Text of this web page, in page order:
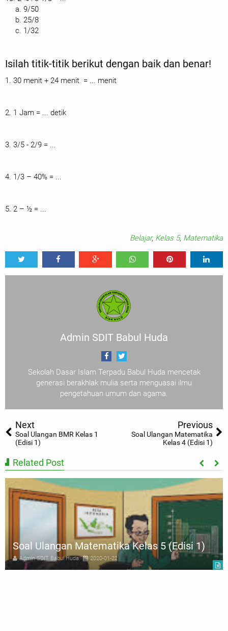
a. 9/50
b. 25/8
c. 1/32
Isilah titik-titik berikut dengan baik dan benar!
1. 30 menit + 24 menit = ... menit
2. 1 Jam = ... detik
3. 3/5 - 2/9 = ...
4. 1/3 – 40% = ...
5. 2 – ½ = ...
Belajar, Kelas 5, Matematika
Tweet Share 0
Share Share Share Share
Admin SDIT Babul Huda
Sekolah Dasar Islam Terpadu Babul Huda mencetak
generasi berakhlak mulia serta menguasai ilmu
pengetahuan umum dan agama.
Next
Soal Ulangan BMR Kelas 1
(Edisi 1)
Previous
Soal Ulangan Matematika
Kelas 4 (Edisi 1)
Related Post
Soal Ulangan Matematika Kelas 5 (Edisi 1)
Admin SDIT Babul Huda 2020-01-22